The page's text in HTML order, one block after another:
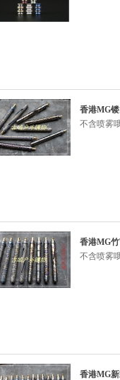
香港MG
不含喷雾
香港MG
不含喷雾
香港MG